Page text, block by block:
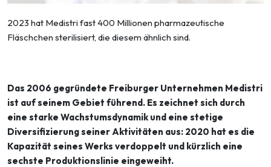
2023 hat Medistri fast 400 Millionen pharmazeutische
Fläschchen sterilisiert, die diesem ähnlich sind.
Das 2006 gegründete Freiburger Unternehmen Medistri
ist auf seinem Gebiet führend. Es zeichnet sich durch
eine starke Wachstumsdynamik und eine stetige
Diversifizierung seiner Aktivitäten aus: 2020 hat es die
Kapazität seines Werks verdoppelt und kürzlich eine
sechste Produktionslinie eingeweiht.